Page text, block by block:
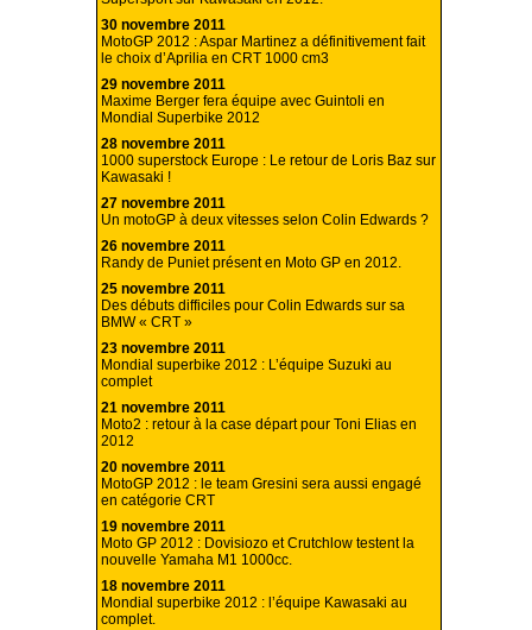
30 novembre 2011
MotoGP 2012 : Aspar Martinez a définitivement fait
le choix d’Aprilia en CRT 1000 cm3
29 novembre 2011
Maxime Berger fera équipe avec Guintoli en
Mondial Superbike 2012
28 novembre 2011
1000 superstock Europe : Le retour de Loris Baz sur
Kawasaki !
27 novembre 2011
Un motoGP à deux vitesses selon Colin Edwards ?
26 novembre 2011
Randy de Puniet présent en Moto GP en 2012.
25 novembre 2011
Des débuts difficiles pour Colin Edwards sur sa
BMW « CRT »
23 novembre 2011
Mondial superbike 2012 : L’équipe Suzuki au
complet
21 novembre 2011
Moto2 : retour à la case départ pour Toni Elias en
2012
20 novembre 2011
MotoGP 2012 : le team Gresini sera aussi engagé
en catégorie CRT
19 novembre 2011
Moto GP 2012 : Dovisiozo et Crutchlow testent la
nouvelle Yamaha M1 1000cc.
18 novembre 2011
Mondial superbike 2012 : l’équipe Kawasaki au
complet.